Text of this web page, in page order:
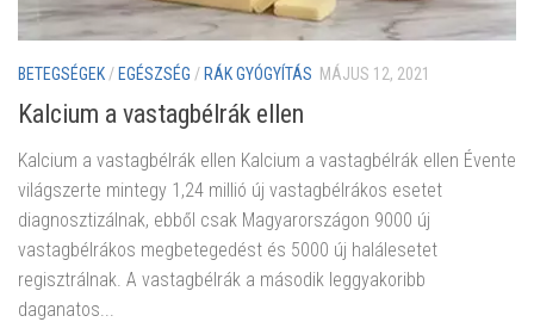
BETEGSÉGEK/ EGÉSZSÉG / RÁK GYÓGYÍTÁS MÁJUS 12, 2021
Kalcium a vastagbélrák ellen
Kalcium a vastagbélrák ellen Kalcium a vastagbélrák ellen Évente
világszerte mintegy 1,24 millió új vastagbélrákos esetet
diagnosztizálnak, ebből csak Magyarországon 9000 új
vastagbélrákos megbetegedést és 5000 új halálesetet
regisztrálnak. A vastagbélrák a második leggyakoribb
daganatos...